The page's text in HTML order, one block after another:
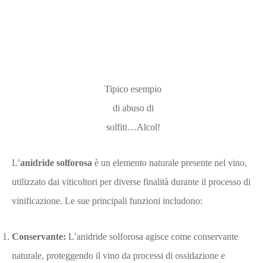
Tipico esempio
di abuso di
solfiti…Alcol!
L’anidride solforosa è un elemento naturale presente nel vino,
utilizzato dai viticoltori per diverse finalità durante il processo di
vinificazione. Le sue principali funzioni includono:
Conservante: L’anidride solforosa agisce come conservante
naturale, proteggendo il vino da processi di ossidazione e